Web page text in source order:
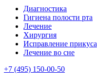
Диагностика
Гигиена полости рта
Лечение
Хирургия
Исправление прикуса
Лечение во сне
+7 (495) 150-00-50